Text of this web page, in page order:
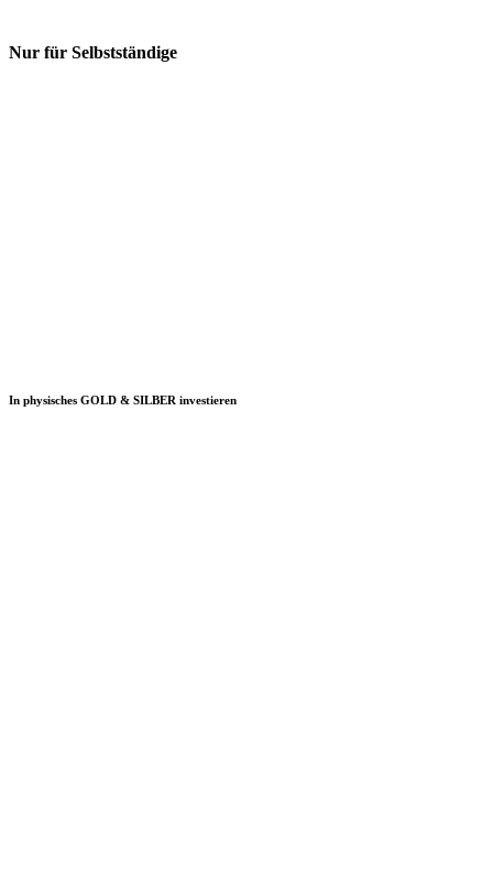
Nur für Selbstständige
In physisches GOLD & SILBER investieren